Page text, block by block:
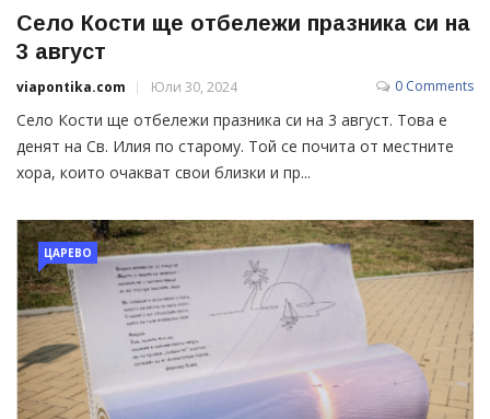
Село Кости ще отбележи празника си на
3 август
viapontika.com Юли 30, 2024 0 Comments
Село Кости ще отбележи празника си на 3 август. Това е
денят на Св. Илия по старому. Той се почита от местните
хора, които очакват свои близки и пр...
ЦАРЕВО